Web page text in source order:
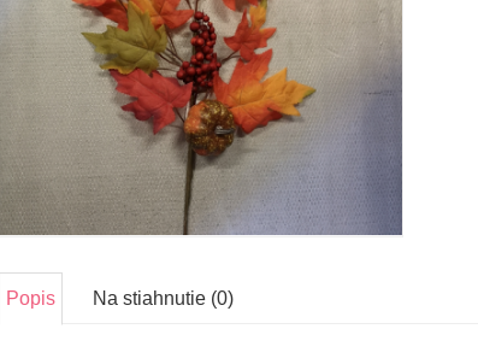
Popis Na stiahnutie (0)